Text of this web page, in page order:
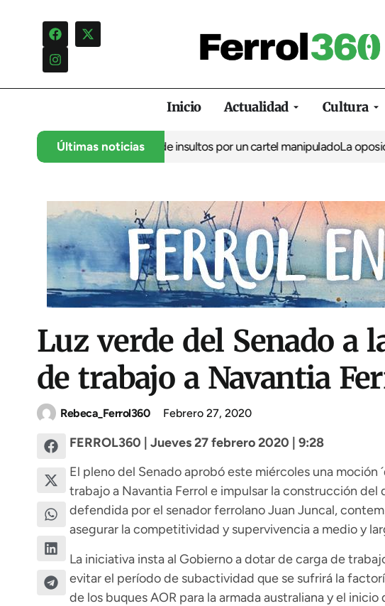
Inicio Actualidad Cultura
Últimas noticias
denuncia una campaña de insultos por un cartel manipuladoLa oposición
Luz verde del Senado a
de trabajo a Navantia
Rebeca_Ferrol360 Febrero 27, 2020
FERROL360 | Jueves 27 febrero 2020 | 9:28
El pleno del Senado aprobó este miércoles una moción
trabajo a Navantia Ferrol e impulsar la construcción
defendida por el senador ferrolano Juan Juncal,
asegurar la competitividad y supervivencia a medio y
La iniciativa insta al Gobierno a dotar de carga de
evitar el período de subactividad que se sufrirá la
de los buques AOR para la armada australiana y el